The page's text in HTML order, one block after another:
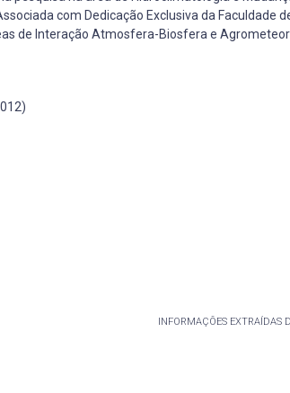
com Dedicação Exclusiva da Faculdade
de Interação Atmosfera-Biosfera e
INFORMAÇÕES EXTRAÍDAS